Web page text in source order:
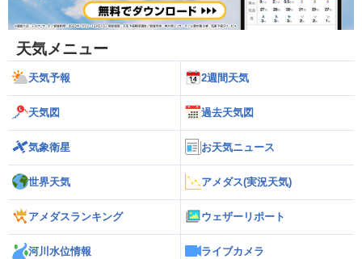
天気メニュー
天気予報 2週間天気
天気図 過去天気図
気象衛星 お天気ニュース
世界天気 アメダス(実況天気)
アメダスランキング ウェザーリポート
河川水位情報 ライブカメラ